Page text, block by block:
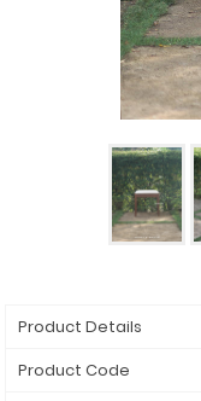
Product Details
Product Code